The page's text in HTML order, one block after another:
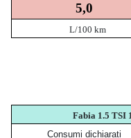
5,0
L/100 km
Fabia 1.5 TSI
Consumi dichiarati